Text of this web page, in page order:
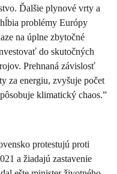
Ďalšie plynové vrty a
problémy Európy
na úplne zbytočné
do skutočných
Prehnaná závislosť
za energiu, zvyšuje počet
klimatický chaos.”
protestujú proti
a žiadajú zastavenie